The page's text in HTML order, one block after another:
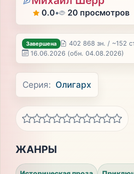
0.0• 20 просмотров
Завершена
402 868 зн. / ~152
16.06.2026 (обн. 04.08.2026)
Серия: Олигарх
ЖАНРЫ